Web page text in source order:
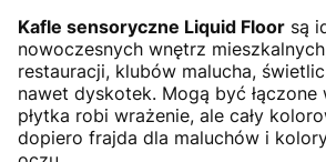
Kafle sensoryczne Liquid Floor są
nowoczesnych wnętrz
restauracji, klubów malucha,
nawet dyskotek. Mogą być
płytka robi wrażenie, ale cały
dopiero frajda dla maluchów i